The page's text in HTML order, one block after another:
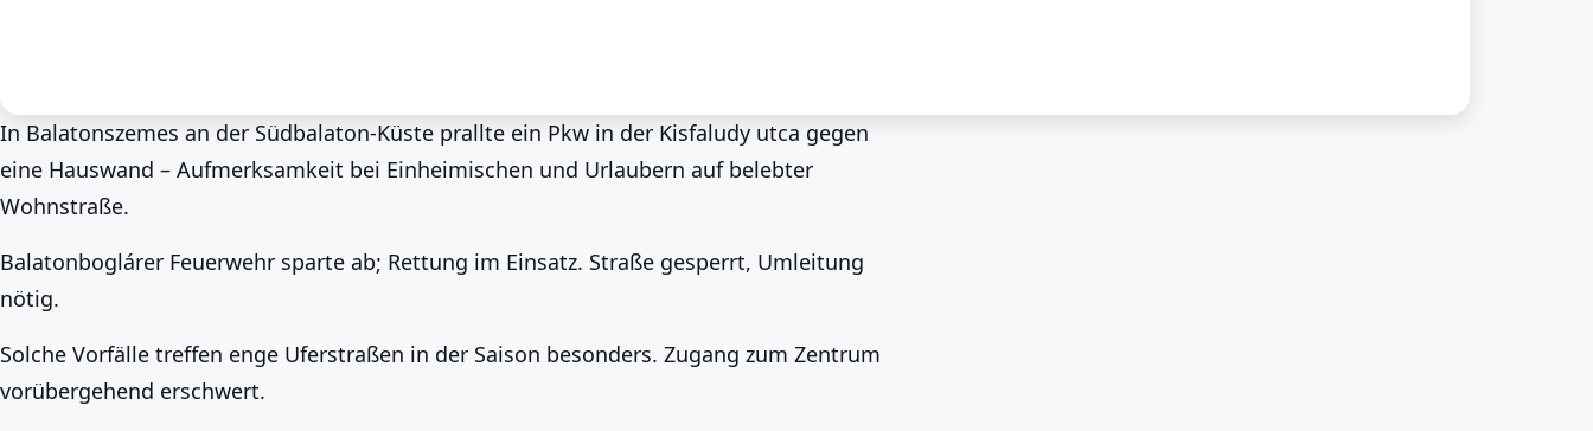
Nachrichten Frühling am Balaton Balatonboglár
Seltener Unfall in Balatonszemes: Auto in
Hauswand 🚗
In Balatonszemes an der Südbalaton-Küste prallte ein Pkw in der Kisfaludy utca gegen
eine Hauswand – Aufmerksamkeit bei Einheimischen und Urlaubern auf belebter
Wohnstraße.
Balatonboglárer Feuerwehr sparte ab; Rettung im Einsatz. Straße gesperrt, Umleitung
nötig.
Solche Vorfälle treffen enge Uferstraßen in der Saison besonders. Zugang zum Zentrum
vorübergehend erschwert.